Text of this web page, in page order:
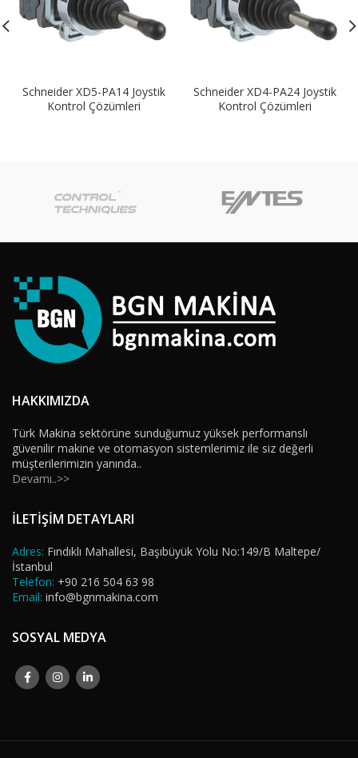
Schneider XD5-PA14 Joystik
Kontrol Çözümleri
Schneider XD4-PA24 Joystik
Kontrol Çözümleri
HAKKIMIZDA
Türk Makina sektörüne sunduğumuz yüksek performanslı
güvenilir makine ve otomasyon sistemlerimiz ile siz değerli
müşterilerimizin yanında..
Devamı..>>
İLETİŞİM DETAYLARI
Adres: Fındıklı Mahallesi, Başıbüyük Yolu No:149/B Maltepe/
İstanbul
Telefon: +90 216 504 63 98
Email: info@bgnmakina.com
SOSYAL MEDYA